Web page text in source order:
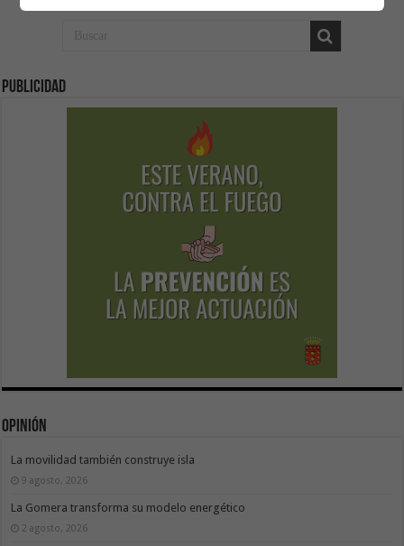
Publicidad
Opinión
La movilidad también construye isla
9 agosto, 2026
La Gomera transforma su modelo energético
2 agosto, 2026